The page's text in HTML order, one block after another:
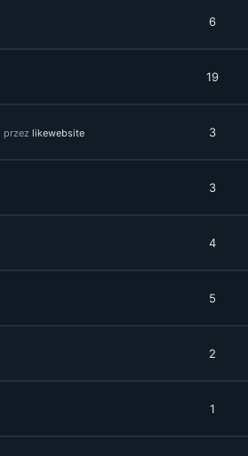
6
19
przez likewebsite 3
3
4
5
2
1